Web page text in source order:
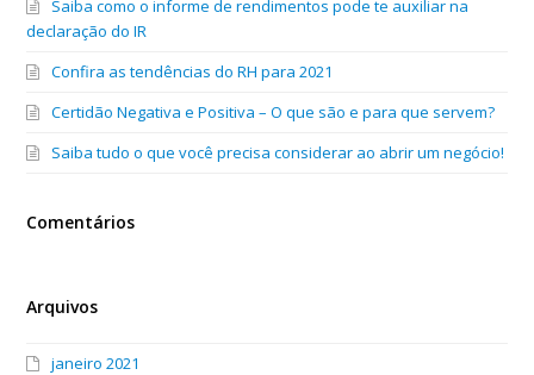
Saiba como o informe de rendimentos pode te auxiliar na
declaração do IR
Confira as tendências do RH para 2021
Certidão Negativa e Positiva – O que são e para que servem?
Saiba tudo o que você precisa considerar ao abrir um negócio!
Comentários
Arquivos
janeiro 2021